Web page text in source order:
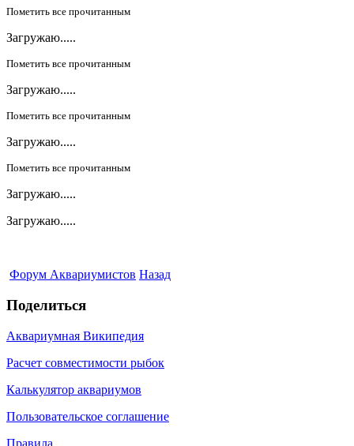
Пометить все прочитанным
Загружаю.....
Пометить все прочитанным
Загружаю.....
Пометить все прочитанным
Загружаю.....
Пометить все прочитанным
Загружаю.....
Загружаю.....
Форум Аквариумистов Назад
Поделиться
Аквариумная Википедия
Расчет совместимости рыбок
Калькулятор аквариумов
Пользовательское соглашение
Правила